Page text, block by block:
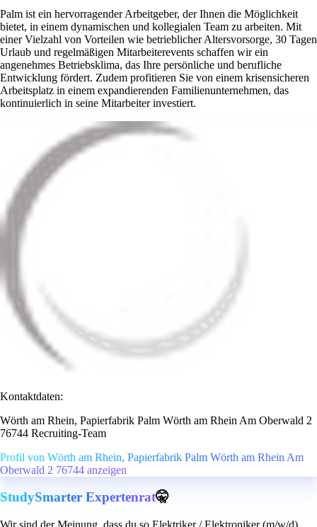
Palm ist ein hervorragender Arbeitgeber, der Ihnen die Möglichkeit
bietet, in einem dynamischen und kollegialen Team zu arbeiten. Mit
einer Vielzahl von Vorteilen wie betrieblicher Altersvorsorge, 30 Tagen
Urlaub und regelmäßigen Mitarbeiterevents schaffen wir ein
angenehmes Betriebsklima, das Ihre persönliche und berufliche
Entwicklung fördert. Zudem profitieren Sie von einem krisensicheren
Arbeitsplatz in einem expandierenden Familienunternehmen, das
kontinuierlich in seine Mitarbeiter investiert.
Kontaktdaten:
Wörth am Rhein, Papierfabrik Palm Wörth am Rhein Am Oberwald 2
76744 Recruiting-Team
Profil von Wörth am Rhein, Papierfabrik Palm Wörth am Rhein Am
Oberwald 2 76744 anzeigen
StudySmarter Expertenrat🤫